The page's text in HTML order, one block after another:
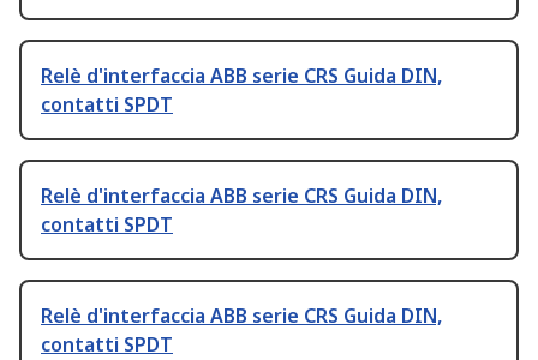
Relè d'interfaccia ABB serie CRS Guida DIN,
contatti SPDT
Relè d'interfaccia ABB serie CRS Guida DIN,
contatti SPDT
Relè d'interfaccia ABB serie CRS Guida DIN,
contatti SPDT